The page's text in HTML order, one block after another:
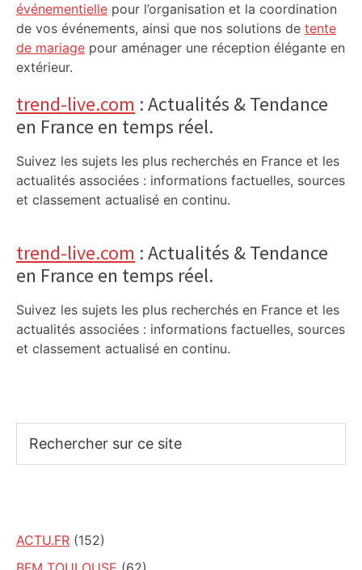
événementielle pour l’organisation et la coordination
de vos événements, ainsi que nos solutions de tente
de mariage pour aménager une réception élégante en
extérieur.
trend-live.com : Actualités & Tendance
en France en temps réel.
Suivez les sujets les plus recherchés en France et les
actualités associées : informations factuelles, sources
et classement actualisé en continu.
trend-live.com : Actualités & Tendance
en France en temps réel.
Suivez les sujets les plus recherchés en France et les
actualités associées : informations factuelles, sources
et classement actualisé en continu.
sur
ACTU.FR (152)